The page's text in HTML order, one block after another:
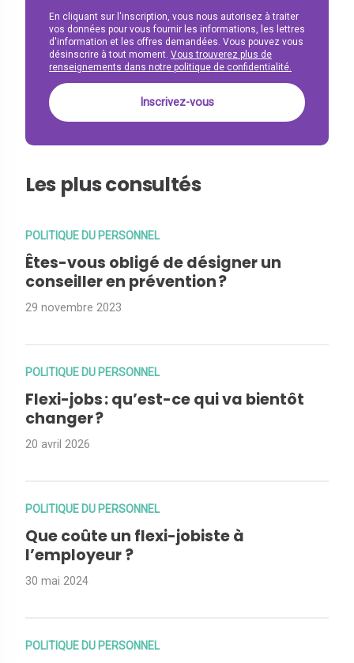
En cliquant sur l'inscription, vous nous autorisez à traiter
vos données pour vous fournir les informations, les lettres
d'information et les offres demandées. Vous pouvez vous
désinscrire à tout moment. Vous trouverez plus de
renseignements dans notre politique de confidentialité.
Les plus consultés
POLITIQUE DU PERSONNEL
Êtes-vous obligé de désigner un
conseiller en prévention ?
29 novembre 2023
POLITIQUE DU PERSONNEL
Flexi-jobs : qu’est-ce qui va bientôt
changer ?
20 avril 2026
POLITIQUE DU PERSONNEL
Que coûte un flexi-jobiste à
l’employeur ?
30 mai 2024
POLITIQUE DU PERSONNEL